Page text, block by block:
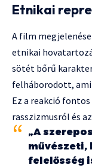
Etnikai
A film
etnikai
sötét bőrű
felháborodott,
Ez a reakció
rasszizmusról és
„A
művészeti,
felelősség